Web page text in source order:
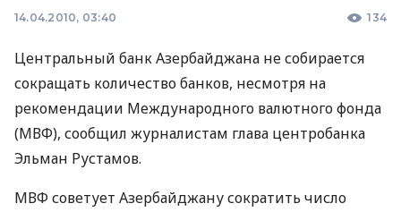
14.04.2010, 03:40 134
Центральный банк Азербайджана не собирается
сокращать количество банков, несмотря на
рекомендации Международного валютного фонда
(МВФ), сообщил журналистам глава центробанка
Эльман Рустамов.
МВФ советует Азербайджану сократить число